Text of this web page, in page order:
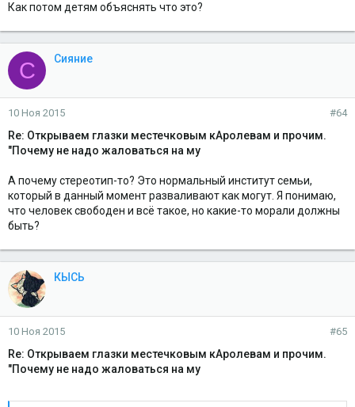
Как потом детям объяснять что это?
С Сияние
10 Ноя 2015 #64
Re: Открываем глазки местечковым кАролевам и прочим.
"Почему не надо жаловаться на му
А почему стереотип-то? Это нормальный институт семьи,
который в данный момент разваливают как могут. Я понимаю,
что человек свободен и всё такое, но какие-то морали должны
быть?
КЫСЬ
10 Ноя 2015 #65
Re: Открываем глазки местечковым кАролевам и прочим.
"Почему не надо жаловаться на му